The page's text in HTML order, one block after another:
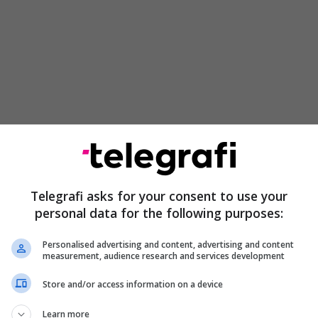
e shumë ligjeve që përfunduan në Gjykatë
për Ardhmërinë e Kosovës të premten dërgoi
edhe Ligjin për pagën minimale.
nuk ka dyshim se Vuçiqi ka nxitur
– pyetjet për Escobarin
të Bashkuara të Amerikës, Gabriel Escobar ka
kësaj jave para Komitetit për Punë të Jashtme
Telegrafi asks for your consent to use your
personal data for the following purposes:
Personalised advertising and content, advertising and content
measurement, audience research and services development
Store and/or access information on a device
Learn more